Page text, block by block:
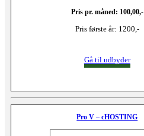
Pris pr. måned: 100,00,-
Pris første år: 1200,-
Gå til udbyder
Pro V – cHOSTING